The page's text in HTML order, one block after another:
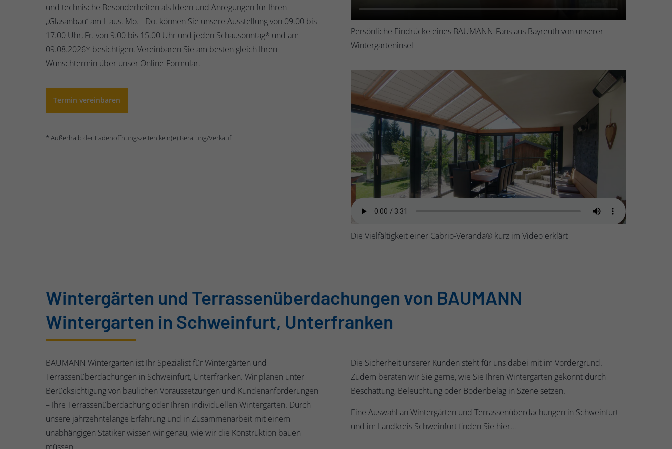
und technische Besonderheiten als Ideen und Anregungen für Ihren
,,Glasanbau‘‘ am Haus. Mo. - Do. können Sie unsere Ausstellung von 09.00 bis
17.00 Uhr, Fr. von 9.00 bis 15.00 Uhr und jeden Schausonntag* und am
09.08.2026* besichtigen. Vereinbaren Sie am besten gleich Ihren
Wunschtermin über unser Online-Formular.
Termin vereinbaren
* Außerhalb der Ladenöffnungszeiten kein(e) Beratung/Verkauf.
Persönliche Eindrücke eines BAUMANN-Fans aus Bayreuth von unserer
Wintergarteninsel
Die Vielfältigkeit einer Cabrio-Veranda® kurz im Video erklärt
Wintergärten und Terrassenüberdachungen von BAUMANN
Wintergarten in Schweinfurt, Unterfranken
BAUMANN Wintergarten ist Ihr Spezialist für Wintergärten und
Terrassenüberdachungen in Schweinfurt, Unterfranken. Wir planen unter
Berücksichtigung von baulichen Voraussetzungen und Kundenanforderungen
– Ihre Terrassenüberdachung oder Ihren individuellen Wintergarten. Durch
unsere jahrzehntelange Erfahrung und in Zusammenarbeit mit einem
unabhängigen Statiker wissen wir genau, wie wir die Konstruktion bauen
Die Sicherheit unserer Kunden steht für uns dabei mit im Vordergrund.
Zudem beraten wir Sie gerne, wie Sie Ihren Wintergarten gekonnt durch
Beschattung, Beleuchtung oder Bodenbelag in Szene setzen.
Eine Auswahl an Wintergärten und Terrassenüberdachungen in Schweinfurt
und im Landkreis Schweinfurt finden Sie hier…